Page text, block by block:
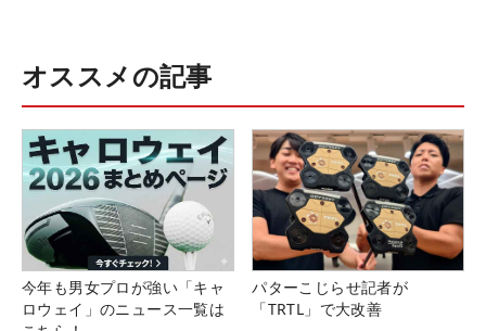
オススメの記事
今年も男女プロが強い「キャ
ロウェイ」のニュース一覧は
パターこじらせ記者が
「TRTL」で大改善